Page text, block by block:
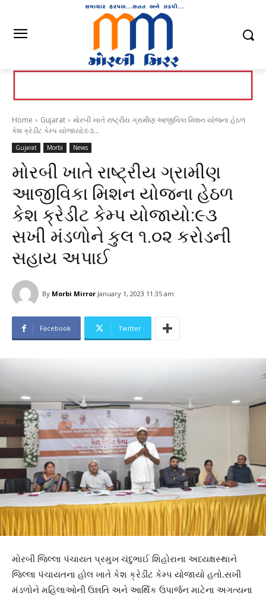
Home Gujarat
મોરબી ખાતે રાષ્ટ્રીય ગ્રામીણ આજીવિકા મિશન યોજના હેઠળ
કેશ ક્રેડીટ કેમ્પ યોજાયો:૯૩...
Gujarat Morbi News
મોરબી ખાતે રાષ્ટ્રીય ગ્રામીણ
આજીવિકા મિશન યોજના હેઠળ
કેશ ક્રેડીટ કેમ્પ યોજાયો:૯૩
સખી મંડળોને કુલ ૧.૦૨ કરોડની
સહાય અપાઈ
By Morbi Mirror January 1, 2023 11:35 am
Facebook Twitter
મોરબી જિલ્લા પંચાયત પ્રમુખ ચંદુભાઈ શિહોરાના અધ્યક્ષસ્થાને
જિલ્લા પંચાયતના હોલ ખાતે કેશ ક્રેડીટ કેમ્પ યોજાયો હતો.સખી
મંડળોને મહિલાઓની ઉન્નતિ અને આર્થિક ઉપાર્જન માટેના અગત્યના